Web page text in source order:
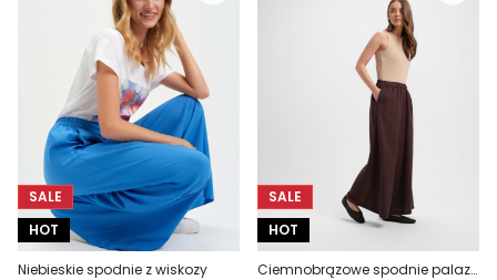
SALE
HOT
Niebieskie spodnie z wiskozy
SALE
HOT
Ciemnobrązowe spodnie palazzo